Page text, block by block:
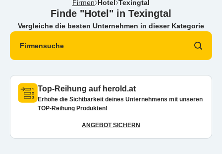
Firmen Hotel Texingtal
Finde "Hotel" in Texingtal
Vergleiche die besten Unternehmen in dieser Kategorie
Firmensuche
Top-Reihung auf herold.at
Erhöhe die Sichtbarkeit deines Unternehmens mit unseren
TOP-Reihung Produkten!
ANGEBOT SICHERN